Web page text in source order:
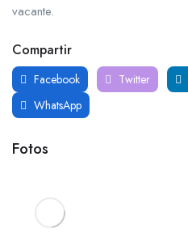
vacante.
Compartir
Facebook Twitter
WhatsApp
Fotos